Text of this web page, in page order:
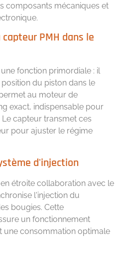
composants mécaniques et
PMH dans le
fonction primordiale : il
du piston dans le
au moteur de
exact, indispensable pour
capteur transmet ces
pour ajuster le régime
d'injection
étroite collaboration avec le
l'injection du
bougies. Cette
un fonctionnement
une consommation optimale